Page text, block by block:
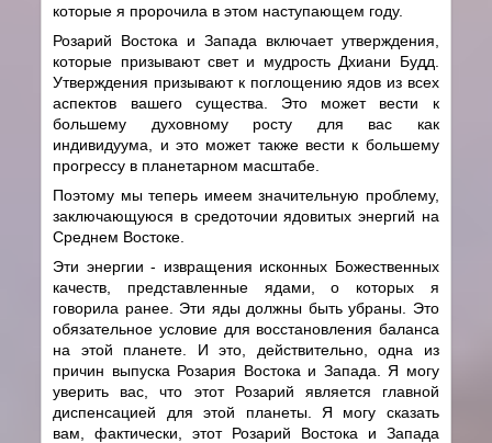
которые я пророчила в этом наступающем году.
Розарий Востока и Запада включает утверждения,
которые призывают свет и мудрость Дхиани Будд.
Утверждения призывают к поглощению ядов из всех
аспектов вашего существа. Это может вести к
большему духовному росту для вас как
индивидуума, и это может также вести к большему
прогрессу в планетарном масштабе.
Поэтому мы теперь имеем значительную проблему,
заключающуюся в средоточии ядовитых энергий на
Среднем Востоке.
Эти энергии - извращения исконных Божественных
качеств, представленные ядами, о которых я
говорила ранее. Эти яды должны быть убраны. Это
обязательное условие для восстановления баланса
на этой планете. И это, действительно, одна из
причин выпуска Розария Востока и Запада. Я могу
уверить вас, что этот Розарий является главной
диспенсацией для этой планеты. Я могу сказать
вам, фактически, этот Розарий Востока и Запада